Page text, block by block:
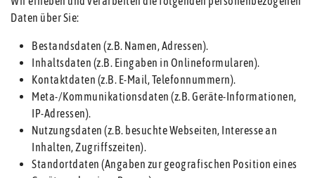
Daten über Sie:
Bestandsdaten (z.B. Namen, Adressen).
Inhaltsdaten (z.B. Eingaben in Onlineformularen).
Kontaktdaten (z.B. E-Mail, Telefonnummern).
Meta-/Kommunikationsdaten (z.B. Geräte-Informationen,
IP-Adressen).
Nutzungsdaten (z.B. besuchte Webseiten, Interesse an
Inhalten, Zugriffszeiten).
Standortdaten (Angaben zur geografischen Position eines